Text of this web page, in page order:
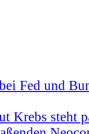
Fed und
Krebs steht